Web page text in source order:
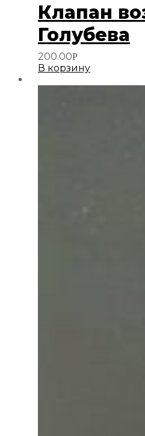
Клапан
Голубева
200.00Р
В корзину